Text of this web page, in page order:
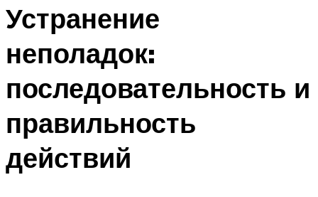
Устранение
неполадок:
последовательность и
правильность
действий